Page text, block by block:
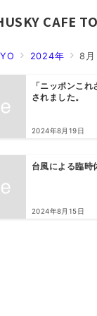
CAFE
2024年 8月
「ニッポンこ
されました。
2024年8月19日
台風による臨時
2024年8月15日